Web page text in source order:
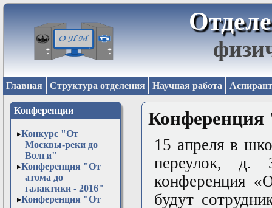
Главная Структура отделения Научная работа
Конференции
Конкурс "От
Москвы-реки до
Волги"
Конференция "От
атома до
галактики - 2016"
Конференция "От
Конференция
15 апреля в
переулок, д.
конференция
будут